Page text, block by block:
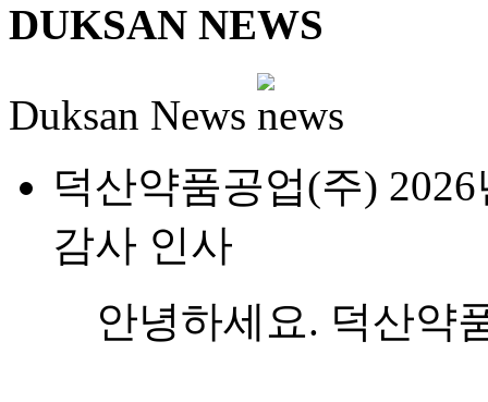
DUKSAN NEWS
Duksan News
덕산약품공업(주)
감사 인사
안녕하세요. 덕산약